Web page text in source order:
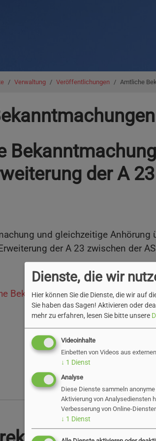
Verwaltung Veröffentlichungen Amtliche
der A 23
und gleichzeitige
der A 23 zwischen der
Bekanntmachung 16.04.2025
Dienste, die wir
Hier können Sie die Dienste, die wir auf
Sie haben das Sagen! Aktivieren oder
mehr zu erfahren, lesen Sie bitte unsere
Videoinhalte
Einbetten von Videos aus
↓ 1 Dienst
Analyse
Diese Dienste sammeln
Aktivierung von Analysediensten
Verbesserung von Online-
↓ 1 Dienst